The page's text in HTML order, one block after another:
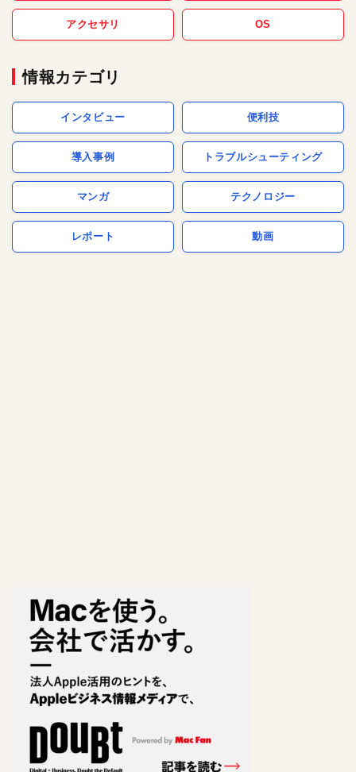
アクセサリ OS
情報カテゴリ
インタビュー 便利技
導入事例 トラブルシューティング
マンガ テクノロジー
レポート 動画